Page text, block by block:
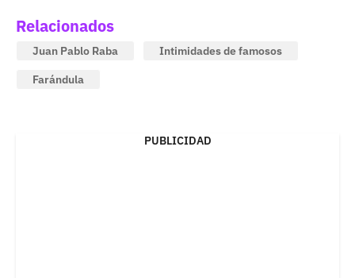
Relacionados
Juan Pablo Raba
Intimidades de famosos
Farándula
PUBLICIDAD